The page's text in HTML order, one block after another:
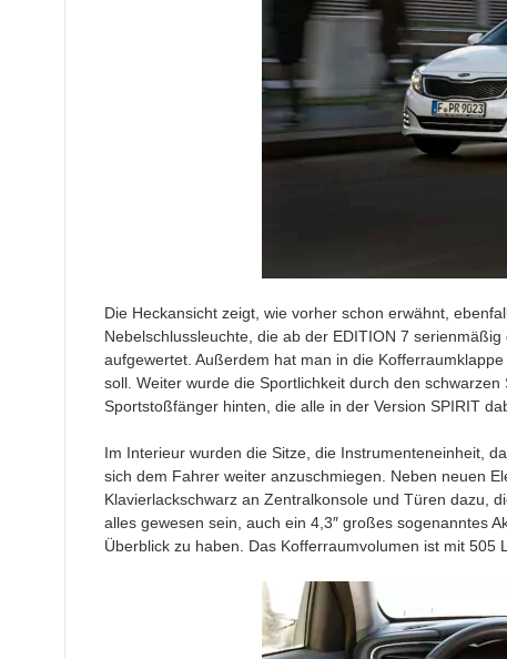
Die Heckansicht zeigt, wie vorher schon erwähnt,
Nebelschlussleuchte, die ab der EDITION 7
aufgewertet. Außerdem hat man in die
soll. Weiter wurde die Sportlichkeit durch den
Sportstoßfänger hinten, die alle in der Version SPIRIT
Im Interieur wurden die Sitze, die Instrumenteneinheit,
sich dem Fahrer weiter anzuschmiegen. Neben neuen
Klavierlackschwarz an Zentralkonsole und Türen dazu,
alles gewesen sein, auch ein 4,3″ großes sogenanntes
Überblick zu haben. Das Kofferraumvolumen ist mit 505